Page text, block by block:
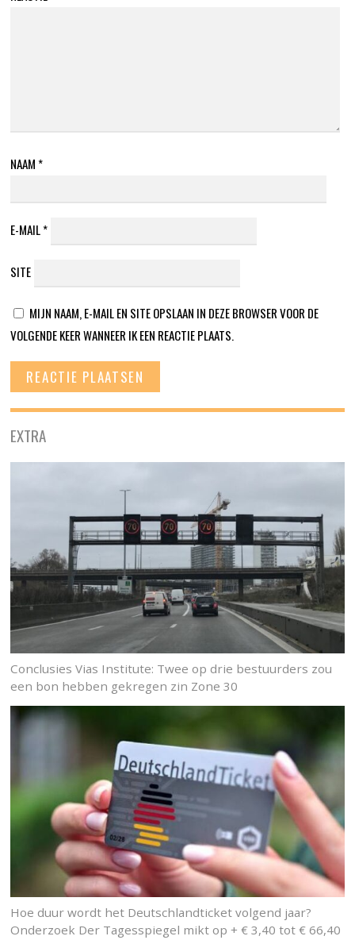
NAAM *
E-MAIL*
SITE
MIJN NAAM, E-MAIL EN SITE OPSLAAN IN DEZE BROWSER VOOR DE
VOLGENDE KEER WANNEER IK EEN REACTIE PLAATS.
EXTRA
Conclusies Vias Institute: Twee op drie bestuurders zou
een bon hebben gekregen zin Zone 30
Hoe duur wordt het Deutschlandticket volgend jaar?
Onderzoek Der Tagesspiegel mikt op + € 3,40 tot € 66,40